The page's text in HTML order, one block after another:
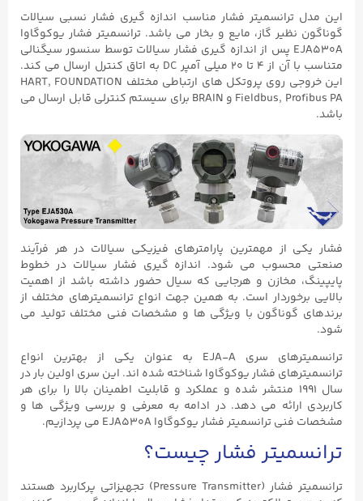
این مدل ترانسمیتر فشار مناسب اندازه گیری فشار نسبی سیالات
گوناگون نظیر گاز، مایع و بخار می باشد. ترانسمیتر فشار یوکوگاوا
EJA530A پس از اندازه گیری فشار سیالات توسط سنسور سیگنالی
متناسب با آن از ۴ تا ۲۰ میلی آمپر DC به اتاق کنترل ارسال می کند.
این خروجی روی پروتکل های ارتباطی مختلف HART, FOUNDATION
Fieldbus, Profibus PA و BRAIN برای سیستم کنترلی قابل ارسال می
باشد.
فشار یکی از مهمترین پارامترهای فیزیکی سیالات در هر فرآیند
صنعتی محسوب می شود. اندازه گیری فشار سیالات در خطوط
پایپینگ، مخازن و هرجایی که سیال حضور داشته باشد از اهمیت
بالایی برخوردار است. به همین جهت انواع ترانسمیترهای مختلف از
برندهای گوناگون با ویژگی ها و مشخصات فنی مختلف تولید می
شود.
ترانسمیترهای سری EJA-A به عنوان یکی از بهترین انواع
ترانسمیترهای فشار یوکوگاوا شناخته شده اند. این سری اولین بار در
سال ۱۹۹۱ منتشر شده و عملکرد و قابلیت اطمینان بالا را برای هر
کاربردی ارائه می دهد. در ادامه به معرفی و بررسی ویژگی ها و
مشخصات فنی ترانسمیتر فشار یوکوگاوا EJA530A می پردازیم.
ترانسمیتر فشار چیست؟
ترانسمیتر فشار (Pressure Transmitter) تجهیزاتی پرکاربرد هستند